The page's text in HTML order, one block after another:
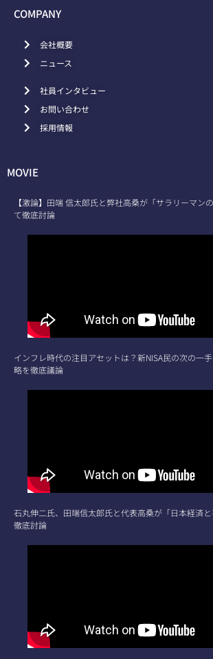
COMPANY
会社概要
ニュース
社員インタビュー
お問い合わせ
採用情報
MOVIE
【激論】田端 信太郎氏と弊社高桑が「サラリーマン
て徹底討論
インフレ時代の注目アセットは？新NISA民の次の一
略を徹底議論
石丸伸二氏、田端信太郎氏と代表高桑が「日本経済
徹底討論